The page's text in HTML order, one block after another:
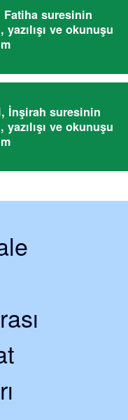
Fatiha suresinin
yazılışı ve okunuşu
İnşirah suresinin
yazılışı ve okunuşu